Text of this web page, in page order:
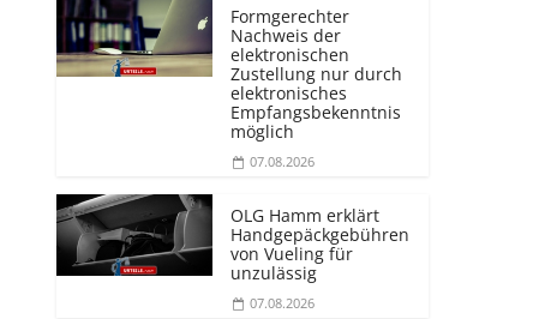
Formgerechter
Nachweis der
elektronischen
Zustellung nur durch
elektronisches
Empfangsbekenntnis
möglich
07.08.2026
OLG Hamm erklärt
Handgepäckgebühren
von Vueling für
unzulässig
07.08.2026